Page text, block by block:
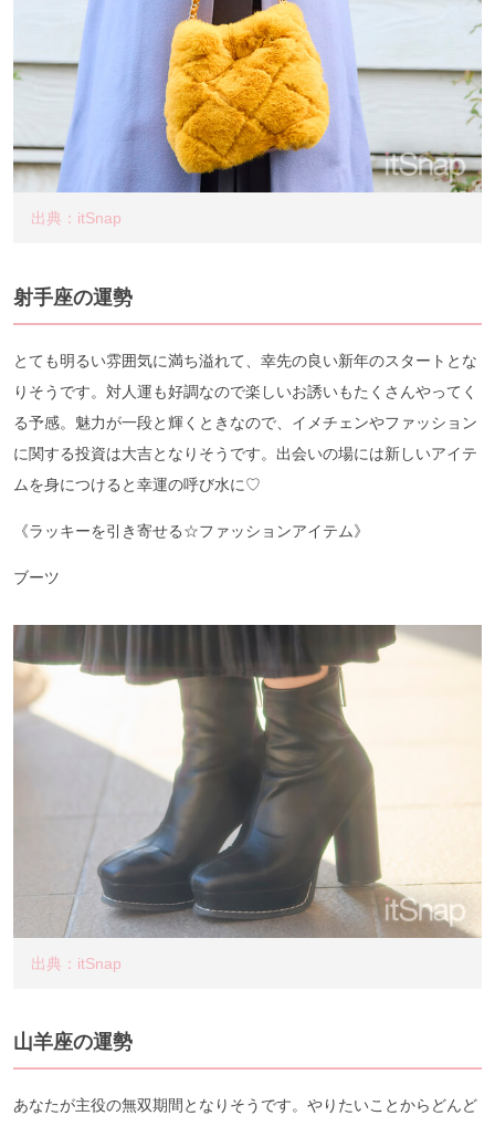
出典：itSnap
射手座の運勢
とても明るい雰囲気に満ち溢れて、幸先の良い新年のスタートとな
りそうです。対人運も好調なので楽しいお誘いもたくさんやってく
る予感。魅力が一段と輝くときなので、イメチェンやファッション
に関する投資は大吉となりそうです。出会いの場には新しいアイテ
ムを身につけると幸運の呼び水に♡
《ラッキーを引き寄せる☆ファッションアイテム》
ブーツ
出典：itSnap
山羊座の運勢
あなたが主役の無双期間となりそうです。やりたいことからどんど